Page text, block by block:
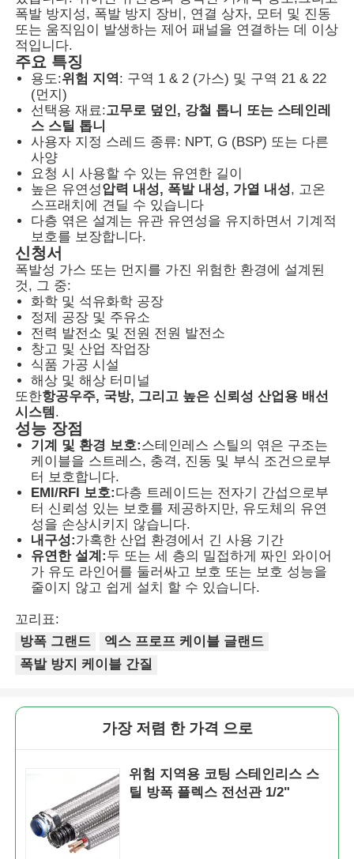
홈
제품 소개
회사 소개
공장 투어
품질 관리
연락처
견적 요청
방폭 경보 광
방폭 스위치
폭발 방지 케이블 간질
폭발 방지성, 폭발 방지 장비, 연결 상자, 모터 및 진동
또는 움직임이 발생하는 제어 패널을 연결하는 데 이상
적입니다.
주요 특징
용도:위험 지역: 구역 1 & 2 (가스) 및 구역 21 & 22
(먼지)
선택용 재료:고무로 덮인, 강철 톱니 또는 스테인레
스 스틸 톱니
사용자 지정 스레드 종류: NPT, G (BSP) 또는 다른
사양
요청 시 사용할 수 있는 유연한 길이
높은 유연성압력 내성, 폭발 내성, 가열 내성, 고온
스프래치에 견딜 수 있습니다
다층 엮은 설계는 유관 유연성을 유지하면서 기계적
보호를 보장합니다.
신청서
폭발성 가스 또는 먼지를 가진 위험한 환경에 설계된
것, 그 중:
화학 및 석유화학 공장
정제 공장 및 주유소
전력 발전소 및 전원 전원 발전소
창고 및 산업 작업장
식품 가공 시설
해상 및 해상 터미널
또한항공우주, 국방, 그리고 높은 신뢰성 산업용 배선
시스템 .
성능 장점
기계 및 환경 보호:스테인레스 스틸의 엮은 구조는
케이블을 스트레스, 충격, 진동 및 부식 조건으로부
터 보호합니다.
EMI/RFI 보호:다층 트레이드는 전자기 간섭으로부
터 신뢰성 있는 보호를 제공하지만, 유도체의 유연
성을 손상시키지 않습니다.
내구성:가혹한 산업 환경에서 긴 사용 기간
유연한 설계:두 또는 세 층의 밀접하게 짜인 와이어
가 유도 라인어를 둘러싸고 보호 또는 보호 성능을
줄이지 않고 쉽게 설치 할 수 있습니다.
꼬리표:
방폭 그랜드
엑스 프로프 케이블 글랜드
폭발 방지 케이블 간질
가장 저렴 한 가격 으로
위험 지역용 코팅 스테인리스 스
틸 방폭 플렉스 전선관 1/2"